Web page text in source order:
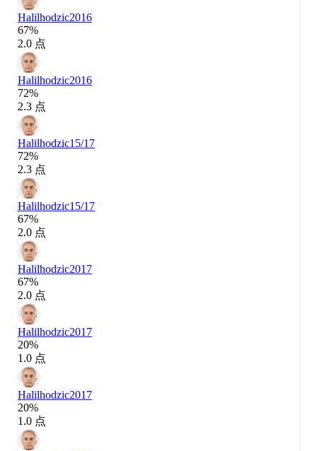
Halilhodzic2016
67%
2.0 点
Halilhodzic2016
72%
2.3 点
Halilhodzic15/17
72%
2.3 点
Halilhodzic15/17
67%
2.0 点
Halilhodzic2017
67%
2.0 点
Halilhodzic2017
20%
1.0 点
Halilhodzic2017
20%
1.0 点